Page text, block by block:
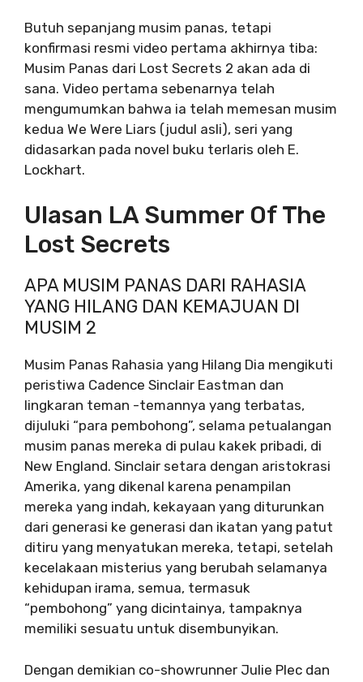
Butuh sepanjang musim panas, tetapi
konfirmasi resmi video pertama akhirnya tiba:
Musim Panas dari Lost Secrets 2 akan ada di
sana. Video pertama sebenarnya telah
mengumumkan bahwa ia telah memesan musim
kedua We Were Liars (judul asli), seri yang
didasarkan pada novel buku terlaris oleh E.
Lockhart.
Ulasan LA Summer Of The
Lost Secrets
APA MUSIM PANAS DARI RAHASIA
YANG HILANG DAN KEMAJUAN DI
MUSIM 2
Musim Panas Rahasia yang Hilang Dia mengikuti
peristiwa Cadence Sinclair Eastman dan
lingkaran teman -temannya yang terbatas,
dijuluki “para pembohong”, selama petualangan
musim panas mereka di pulau kakek pribadi, di
New England. Sinclair setara dengan aristokrasi
Amerika, yang dikenal karena penampilan
mereka yang indah, kekayaan yang diturunkan
dari generasi ke generasi dan ikatan yang patut
ditiru yang menyatukan mereka, tetapi, setelah
kecelakaan misterius yang berubah selamanya
kehidupan irama, semua, termasuk
“pembohong” yang dicintainya, tampaknya
memiliki sesuatu untuk disembunyikan.
Dengan demikian co-showrunner Julie Plec dan